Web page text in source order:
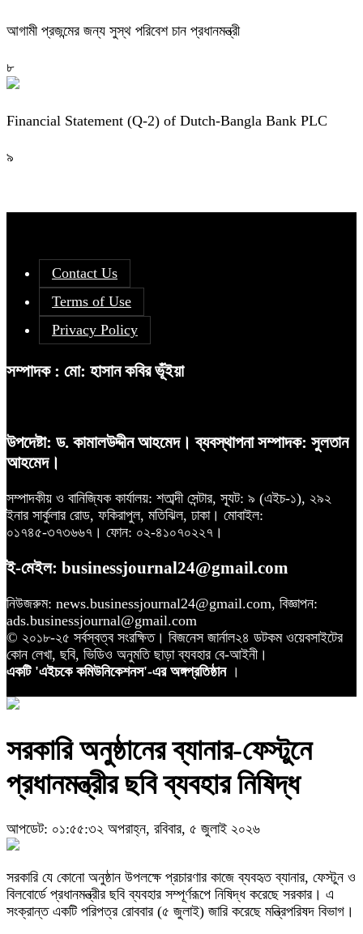
আগামী প্রজন্মের জন্য সুস্থ পরিবেশ চান প্রধানমন্ত্রী
৮
Financial Statement (Q-2) of Dutch-Bangla Bank PLC
৯
Contact Us
Terms of Use
Privacy Policy
সম্পাদক : মো: হাসান কবির ভূঁইয়া
উপদেষ্টা: ড. কামালউদ্দীন আহমেদ। ব্যবস্থাপনা সম্পাদক: সুলতান
আহমেদ।
সম্পাদকীয় ও বানিজ্যিক কার্যালয়: শতাব্দী সেন্টার, স্যূট: ৯ (এইচ-১), ২৯২
ইনার সার্কুলার রোড, ফকিরাপুল, মতিঝিল, ঢাকা। মোবাইল:
০১৭৪৫-৩৭৩৬৬৭। ফোন: ০২-৪১০৭০২২৭।
ই-মেইল: businessjournal24@gmail.com
নিউজরুম: news.businessjournal24@gmail.com, বিজ্ঞাপন:
ads.businessjournal@gmail.com
© ২০১৮-২৫ সর্বস্বত্ব সংরক্ষিত। বিজনেস জার্নাল২৪ ডটকম ওয়েবসাইটের
কোন লেখা, ছবি, ভিডিও অনুমতি ছাড়া ব্যবহার বে-আইনী।
একটি 'এইচকে কমিউনিকেশনস'-এর অঙ্গপ্রতিষ্ঠান ।
সরকারি অনুষ্ঠানের ব্যানার-ফেস্টুনে
প্রধানমন্ত্রীর ছবি ব্যবহার নিষিদ্ধ
আপডেট: ০১:৫৫:৩২ অপরাহ্ন, রবিবার, ৫ জুলাই ২০২৬
সরকারি যে কোনো অনুষ্ঠান উপলক্ষে প্রচারণার কাজে ব্যবহৃত ব্যানার, ফেস্টুন ও
বিলবোর্ডে প্রধানমন্ত্রীর ছবি ব্যবহার সম্পূর্ণরূপে নিষিদ্ধ করেছে সরকার। এ
সংক্রান্ত একটি পরিপত্র রোববার (৫ জুলাই) জারি করেছে মন্ত্রিপরিষদ বিভাগ।